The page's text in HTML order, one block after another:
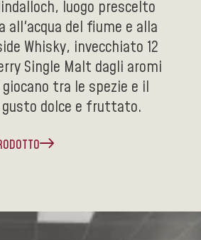
luogo prescelto
all'acqua del fiume e alla
Whisky, invecchiato 12
Single Malt dagli aromi
tra le spezie e il
dolce e fruttato.